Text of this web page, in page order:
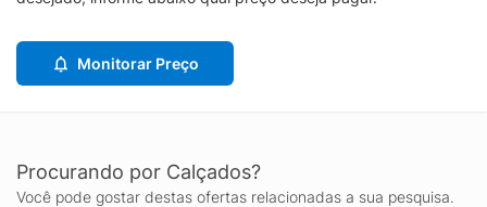
Monitorar Preço
Procurando por Calçados?
Você pode gostar destas ofertas relacionadas a sua pesquisa.